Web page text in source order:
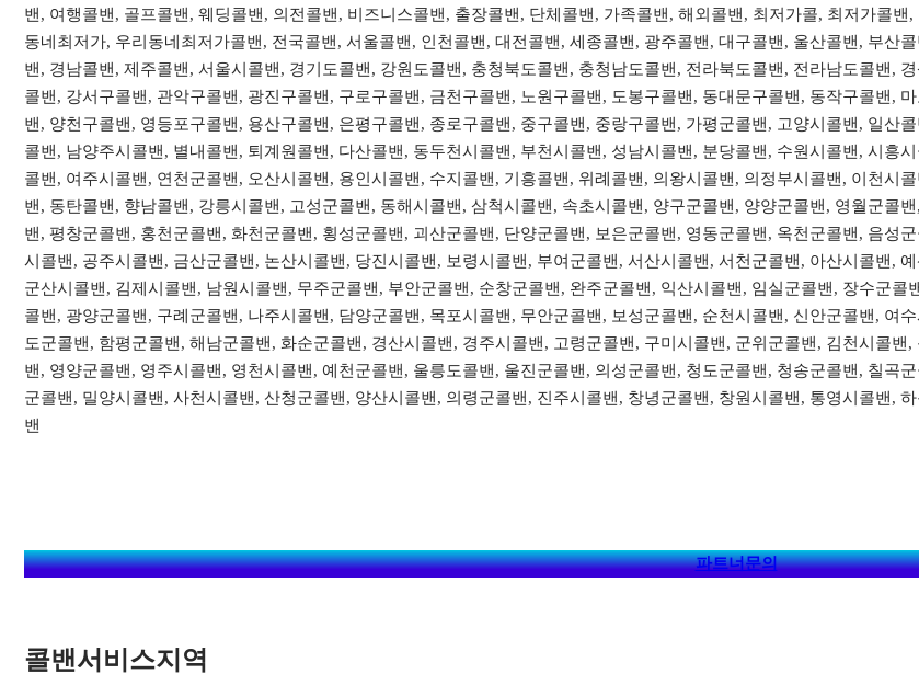
밴, 여행콜밴, 골프콜밴, 웨딩콜밴, 의전콜밴, 비즈니스콜밴, 출장콜밴, 단체콜밴, 가족콜밴, 해외콜밴, 최저가콜, 최저가콜
동네최저가, 우리동네최저가콜밴, 전국콜밴, 서울콜밴, 인천콜밴, 대전콜밴, 세종콜밴, 광주콜밴, 대구콜밴, 울산콜밴, 부산
밴, 경남콜밴, 제주콜밴, 서울시콜밴, 경기도콜밴, 강원도콜밴, 충청북도콜밴, 충청남도콜밴, 전라북도콜밴, 전라남도콜밴,
콜밴, 강서구콜밴, 관악구콜밴, 광진구콜밴, 구로구콜밴, 금천구콜밴, 노원구콜밴, 도봉구콜밴, 동대문구콜밴, 동작구콜밴,
밴, 양천구콜밴, 영등포구콜밴, 용산구콜밴, 은평구콜밴, 종로구콜밴, 중구콜밴, 중랑구콜밴, 가평군콜밴, 고양시콜밴, 일산
콜밴, 남양주시콜밴, 별내콜밴, 퇴계원콜밴, 다산콜밴, 동두천시콜밴, 부천시콜밴, 성남시콜밴, 분당콜밴, 수원시콜밴, 시흥
콜밴, 여주시콜밴, 연천군콜밴, 오산시콜밴, 용인시콜밴, 수지콜밴, 기흥콜밴, 위례콜밴, 의왕시콜밴, 의정부시콜밴, 이천시
밴, 동탄콜밴, 향남콜밴, 강릉시콜밴, 고성군콜밴, 동해시콜밴, 삼척시콜밴, 속초시콜밴, 양구군콜밴, 양양군콜밴, 영월군콜
밴, 평창군콜밴, 홍천군콜밴, 화천군콜밴, 횡성군콜밴, 괴산군콜밴, 단양군콜밴, 보은군콜밴, 영동군콜밴, 옥천군콜밴, 음성
시콜밴, 공주시콜밴, 금산군콜밴, 논산시콜밴, 당진시콜밴, 보령시콜밴, 부여군콜밴, 서산시콜밴, 서천군콜밴, 아산시콜밴,
군산시콜밴, 김제시콜밴, 남원시콜밴, 무주군콜밴, 부안군콜밴, 순창군콜밴, 완주군콜밴, 익산시콜밴, 임실군콜밴, 장수군
콜밴, 광양군콜밴, 구례군콜밴, 나주시콜밴, 담양군콜밴, 목포시콜밴, 무안군콜밴, 보성군콜밴, 순천시콜밴, 신안군콜밴, 여
도군콜밴, 함평군콜밴, 해남군콜밴, 화순군콜밴, 경산시콜밴, 경주시콜밴, 고령군콜밴, 구미시콜밴, 군위군콜밴, 김천시콜
밴, 영양군콜밴, 영주시콜밴, 영천시콜밴, 예천군콜밴, 울릉도콜밴, 울진군콜밴, 의성군콜밴, 청도군콜밴, 청송군콜밴, 칠곡
군콜밴, 밀양시콜밴, 사천시콜밴, 산청군콜밴, 양산시콜밴, 의령군콜밴, 진주시콜밴, 창녕군콜밴, 창원시콜밴, 통영시콜밴,
밴
파트너문의
콜밴서비스지역​